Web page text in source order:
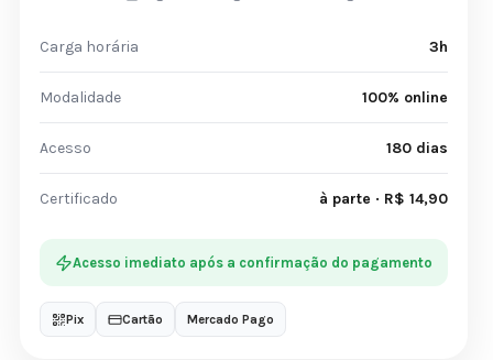
Carga horária 3h
Modalidade 100% online
Acesso 180 dias
Certificado à parte · R$ 14,90
Acesso imediato após a confirmação do pagamento
Pix Cartão Mercado Pago